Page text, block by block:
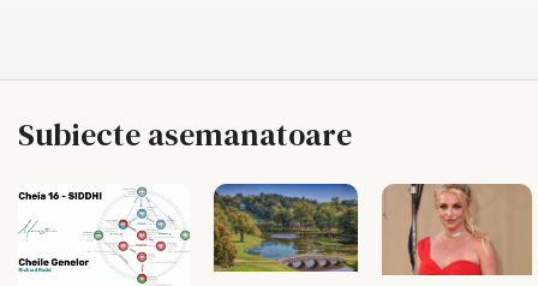
Subiecte asemanatoare